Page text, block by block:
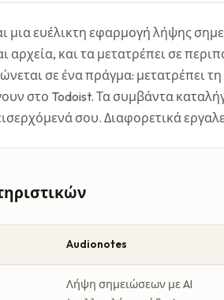
μια ευέλικτη εφαρμογή λήψης
αρχεία, και τα μετατρέπει σε
σε ένα πράγμα: μετατρέπει
στο Todoist. Τα συμβάντα
σου. Διαφορετικά
Audionotes
Λήψη σημειώσεων με AI